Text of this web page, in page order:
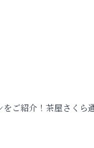
ご紹介！茶屋さくら